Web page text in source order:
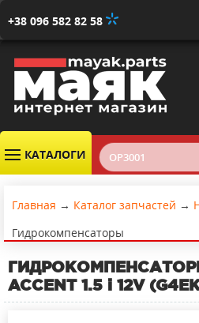
+38 096 582 82 58
КАТАЛОГИ
Главная → Каталог запчастей →
Гидрокомпенсаторы
ACCENT 1.5 i 12V